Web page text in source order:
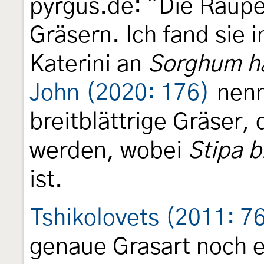
pyrgus.de: "Die
Gräsern. Ich fand sie
Katerini an Sorghum
John (2020: 176)
breitblättrige Gräser,
werden, wobei Stipa
ist.
Tshikolovets (2011:
genaue Grasart noch